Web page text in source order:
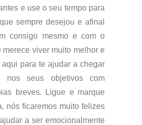
e use o seu tempo para
sempre desejou e afinal
consigo mesmo e com o
merece viver muito melhor e
aqui para te ajudar a chegar
nos seus objetivos com
breves. Ligue e marque
nós ficaremos muito felizes
a ser emocionalmente